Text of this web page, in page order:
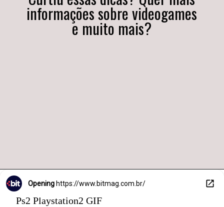
informações sobre videogames
e muito mais?
Openinghttps://www.bitmag.com.br/
Ps2 Playstation2 GIF